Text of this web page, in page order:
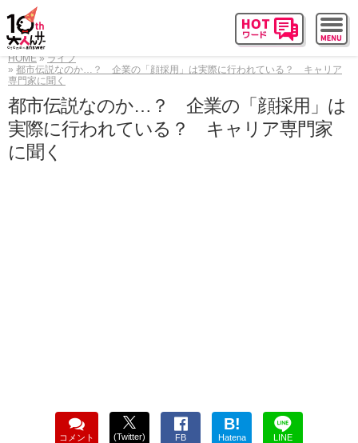
HOME
ライフ
都市伝説なのか…？ 企業の「顔採用」は実際に行われている？ キャリア
専門家に聞く
都市伝説なのか…？ 企業の「顔採用」は
実際に行われている？ キャリア専門家
に聞く
コメント (Twitter) FB
B!
Hatena LINE